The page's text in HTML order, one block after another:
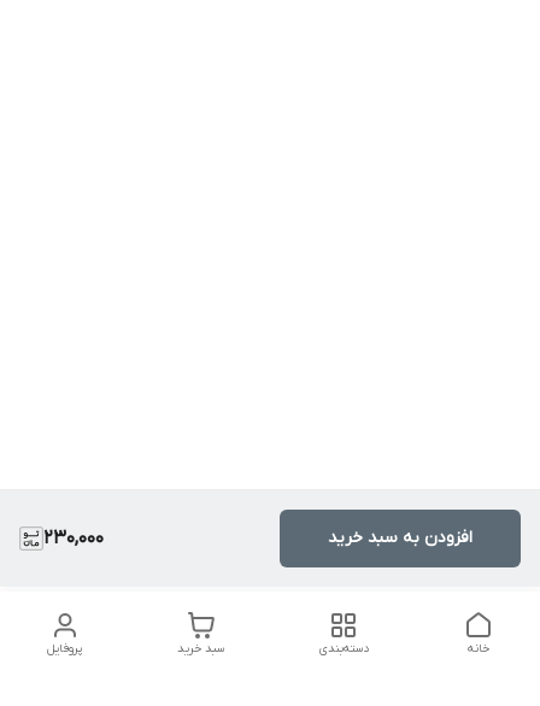
230,000 افزودن به سبد خرید
پروفایل سبد خرید دسته‌بندی خانه